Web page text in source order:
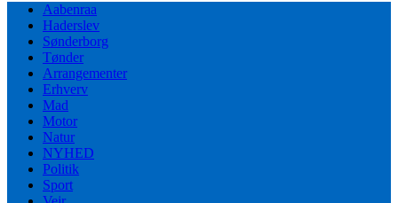
Aabenraa
Haderslev
Sønderborg
Tønder
Arrangementer
Erhverv
Mad
Motor
Natur
NYHED
Politik
Sport